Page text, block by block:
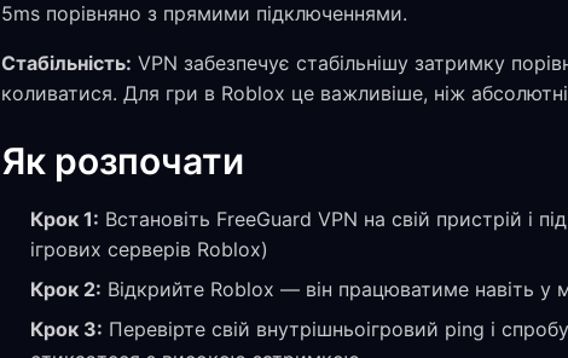
5ms порівняно з прямими підключеннями.
Стабільність: VPN забезпечує стабільнішу затримку
коливатися. Для гри в Roblox це важливіше, ніж
Як розпочати
Крок 1: Встановіть FreeGuard VPN на свій пристрій і
ігрових серверів Roblox)
Крок 2: Відкрийте Roblox — він працюватиме навіть у
Крок 3: Перевірте свій внутрішньоігровий ping і